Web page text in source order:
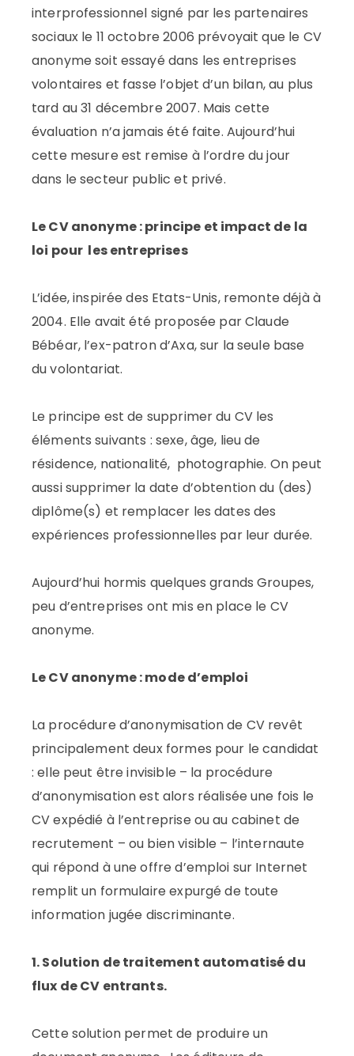
interprofessionnel signé par les partenaires
sociaux le 11 octobre 2006 prévoyait que le CV
anonyme soit essayé dans les entreprises
volontaires et fasse l’objet d’un bilan, au plus
tard au 31 décembre 2007. Mais cette
évaluation n’a jamais été faite. Aujourd’hui
cette mesure est remise à l’ordre du jour
dans le secteur public et privé.
Le CV anonyme : principe et impact de la
loi pour les entreprises
L’idée, inspirée des Etats-Unis, remonte déjà à
2004. Elle avait été proposée par Claude
Bébéar, l’ex-patron d’Axa, sur la seule base
du volontariat.
Le principe est de supprimer du CV les
éléments suivants : sexe, âge, lieu de
résidence, nationalité, photographie. On peut
aussi supprimer la date d’obtention du (des)
diplôme(s) et remplacer les dates des
expériences professionnelles par leur durée.
Aujourd’hui hormis quelques grands Groupes,
peu d’entreprises ont mis en place le CV
anonyme.
Le CV anonyme : mode d’emploi
La procédure d’anonymisation de CV revêt
principalement deux formes pour le candidat
: elle peut être invisible – la procédure
d’anonymisation est alors réalisée une fois le
CV expédié à l’entreprise ou au cabinet de
recrutement – ou bien visible – l’internaute
qui répond à une offre d’emploi sur Internet
remplit un formulaire expurgé de toute
information jugée discriminante.
1. Solution de traitement automatisé du
flux de CV entrants.
Cette solution permet de produire un